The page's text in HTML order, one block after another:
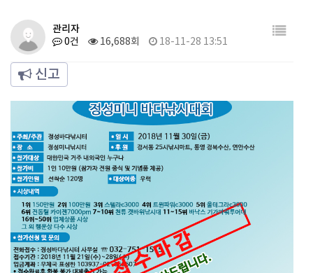
관리자
0건 16,688회 18-11-28 13:51
신고